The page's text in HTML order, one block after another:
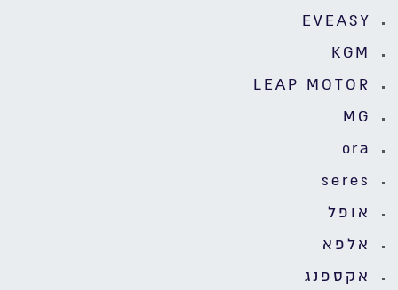
EVEASY
KGM
LEAP MOTOR
MG
ora
seres
אופל
אלפא
אקספנג